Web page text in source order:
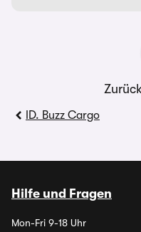
ID. Buzz Cargo
Hilfe und Fragen
Mon-Fri 9-18 Uhr